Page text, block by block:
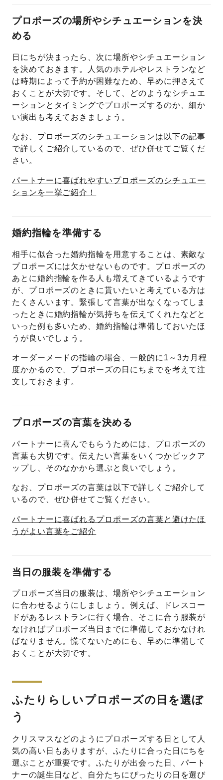
プロポーズの場所やシチュエーションを決
める
日にちが決まったら、次に場所やシチュエーション
を決めておきます。人気のホテルやレストランなど
は時期によって予約が困難なため、早めに押さえて
おくことが大切です。そして、どのようなシチュエ
ーションとタイミングでプロポーズするのか、細か
い演出も考えておきましょう。
なお、プロポーズのシチュエーションは以下の記事
で詳しくご紹介しているので、ぜひ併せてご覧くだ
さい。
パートナーに喜ばれやすいプロポーズのシチュエー
ションを一挙ご紹介！
婚約指輪を準備する
相手に似合った婚約指輪を用意することは、素敵な
プロポーズには欠かせないものです。プロポーズの
あとに婚約指輪を作る人も増えてきているようです
が、プロポーズのときに貰いたいと考えている方は
たくさんいます。緊張して言葉が出なくなってしま
ったときに婚約指輪が気持ちを伝えてくれたなどと
いった例も多いため、婚約指輪は準備しておいたほ
うが良いでしょう。
オーダーメードの指輪の場合、一般的に1～3カ月程
度かかるので、プロポーズの日にちまでを考えて注
文しておきます。
プロポーズの言葉を決める
パートナーに喜んでもらうためには、プロポーズの
言葉も大切です。伝えたい言葉をいくつかピックア
ップし、そのなかから選ぶと良いでしょう。
なお、プロポーズの言葉は以下で詳しくご紹介して
いるので、ぜひ併せてご覧ください。
パートナーに喜ばれるプロポーズの言葉と避けたほ
うがよい言葉をご紹介
当日の服装を準備する
プロポーズ当日の服装は、場所やシチュエーション
に合わせるようにしましょう。例えば、ドレスコー
ドがあるレストランに行く場合、そこに合う服装が
なければプロポーズ当日までに準備しておかなけれ
ばなりません。慌てないためにも、早めに準備して
おくことが大切です。
ふたりらしいプロポーズの日を選ぼ
う
クリスマスなどのようにプロポーズする日として人
気の高い日もありますが、ふたりに合った日にちを
選ぶことが重要です。ふたりが出会った日、パート
ナーの誕生日など、自分たちにぴったりの日を選び